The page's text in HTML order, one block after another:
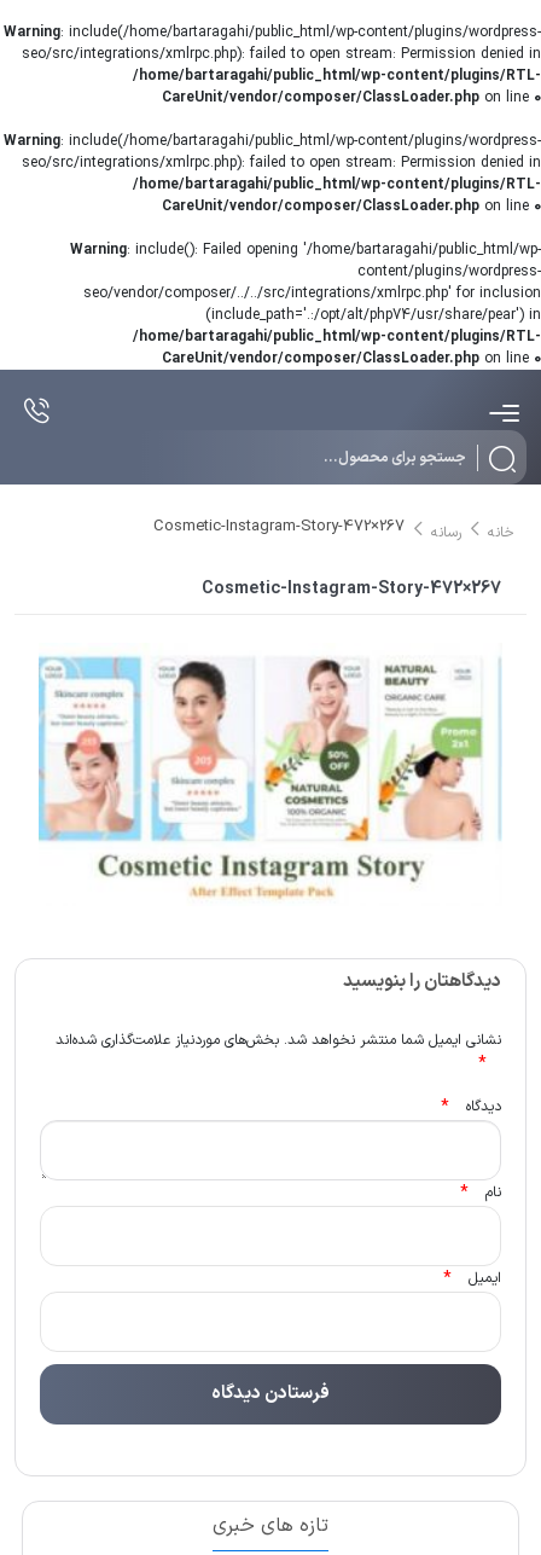
Warning: include(/home/bartaragahi/public_html/wp-content/plugins/wordpress-
seo/src/integrations/xmlrpc.php): failed to open stream: Permission denied in
/home/bartaragahi/public_html/wp-content/plugins/RTL-
CareUnit/vendor/composer/ClassLoader.php on line 0
Warning: include(/home/bartaragahi/public_html/wp-content/plugins/wordpress-
seo/src/integrations/xmlrpc.php): failed to open stream: Permission denied in
/home/bartaragahi/public_html/wp-content/plugins/RTL-
CareUnit/vendor/composer/ClassLoader.php on line 0
Warning: include(): Failed opening '/home/bartaragahi/public_html/wp-
content/plugins/wordpress-
seo/vendor/composer/../../src/integrations/xmlrpc.php' for inclusion
(include_path='.:/opt/alt/php74/usr/share/pear') in
/home/bartaragahi/public_html/wp-content/plugins/RTL-
CareUnit/vendor/composer/ClassLoader.php on line 0
خانه رسانه Cosmetic-Instagram-Story-472×267
Cosmetic-Instagram-Story-472×267
دیدگاهتان را بنویسید
نشانی ایمیل شما منتشر نخواهد شد. بخش‌های موردنیاز علامت‌گذاری شده‌اند
*
دیدگاه *
نام *
ایمیل *
تازه های خبری